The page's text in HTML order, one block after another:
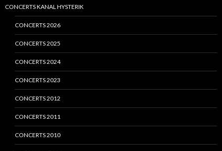
CONCERTS KANAL HYSTERIK
CONCERTS 2026
CONCERTS 2025
CONCERTS 2024
CONCERTS 2023
CONCERTS 2012
CONCERTS 2011
CONCERTS 2010